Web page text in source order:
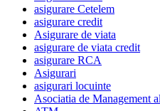
asigurare Cetelem
asigurare credit
Asigurare de viata
asigurare de viata credit
asigurare RCA
Asigurari
asigurari locuinte
Asociatia de Management